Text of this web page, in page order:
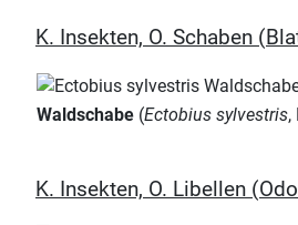
K. Insekten, O. Schaben
Waldschabe (Ectobius sylvestris,
K. Insekten, O. Libellen